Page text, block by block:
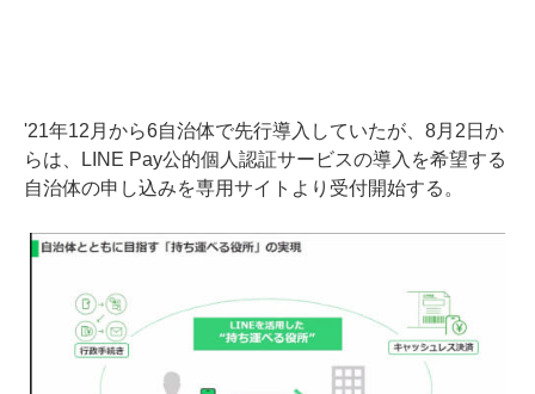
'21年12月から6自治体で先行導入していたが、8月2日か
らは、LINE Pay公的個人認証サービスの導入を希望する
自治体の申し込みを専用サイトより受付開始する。